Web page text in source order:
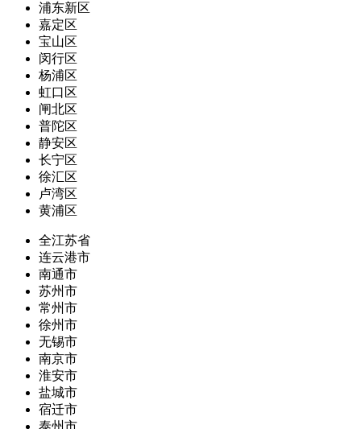
浦东新区
嘉定区
宝山区
闵行区
杨浦区
虹口区
闸北区
普陀区
静安区
长宁区
徐汇区
卢湾区
黄浦区
全江苏省
连云港市
南通市
苏州市
常州市
徐州市
无锡市
南京市
淮安市
盐城市
宿迁市
泰州市